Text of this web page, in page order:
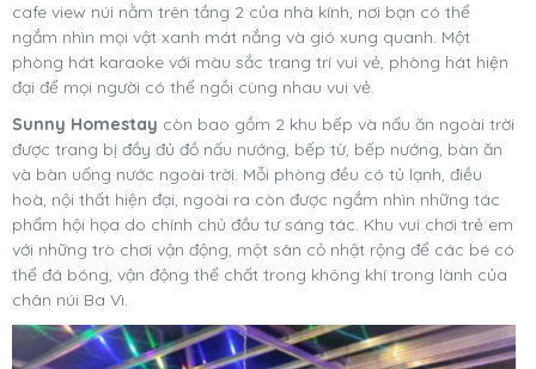
cafe view núi nằm trên tầng 2 của nhà kính, nơi bạn có thể
ngắm nhìn mọi vật xanh mát nắng và gió xung quanh. Một
phòng hát karaoke với màu sắc trang trí vui vẻ, phòng hát hiện
đại để mọi người có thể ngồi cùng nhau vui vẻ.
Sunny Homestay còn bao gồm 2 khu bếp và nấu ăn ngoài trời
được trang bị đầy đủ đồ nấu nướng, bếp từ, bếp nướng, bàn ăn
và bàn uống nước ngoài trời. Mỗi phòng đều có tủ lạnh, điều
hoà, nội thất hiện đại, ngoài ra còn được ngắm nhìn những tác
phẩm hội họa do chính chủ đầu tư sáng tác. Khu vui chơi trẻ em
với những trò chơi vận động, một sân cỏ nhật rộng để các bé có
thể đá bóng, vận động thể chất trong không khí trong lành của
chân núi Ba Vì.